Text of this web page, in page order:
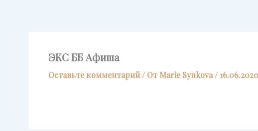
ЭКС ББ Афиша
Оставьте комментарий / ОтMarie Synkova/ 16.06.2020